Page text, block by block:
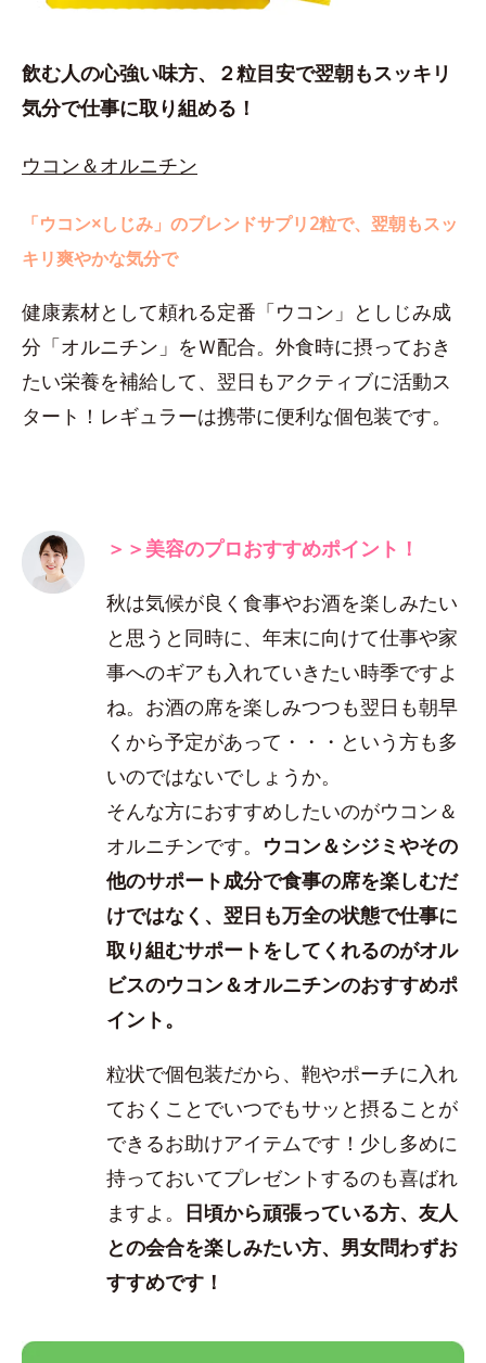
飲む人の心強い味方、２粒目安で翌朝もスッキリ
気分で仕事に取り組める！
ウコン＆オルニチン
「ウコン×しじみ」のブレンドサプリ2粒で、翌朝もスッ
キリ爽やかな気分で
健康素材として頼れる定番「ウコン」としじみ成
分「オルニチン」をＷ配合。外食時に摂っておき
たい栄養を補給して、翌日もアクティブに活動ス
タート！レギュラーは携帯に便利な個包装です。
＞＞美容のプロおすすめポイント！
秋は気候が良く食事やお酒を楽しみたい
と思うと同時に、年末に向けて仕事や家
事へのギアも入れていきたい時季ですよ
ね。お酒の席を楽しみつつも翌日も朝早
くから予定があって・・・という方も多
いのではないでしょうか。
そんな方におすすめしたいのがウコン＆
オルニチンです。 ウコン＆シジミやその
他のサポート成分で食事の席を楽しむだ
けではなく、翌日も万全の状態で仕事に
取り組むサポートをしてくれるのがオル
ビスのウコン＆オルニチンのおすすめポ
イント。
粒状で個包装だから、鞄やポーチに入れ
ておくことでいつでもサッと摂ることが
できるお助けアイテムです！少し多めに
持っておいてプレゼントするのも喜ばれ
ますよ。 日頃から頑張っている方、友人
との会合を楽しみたい方、男女問わずお
すすめです！